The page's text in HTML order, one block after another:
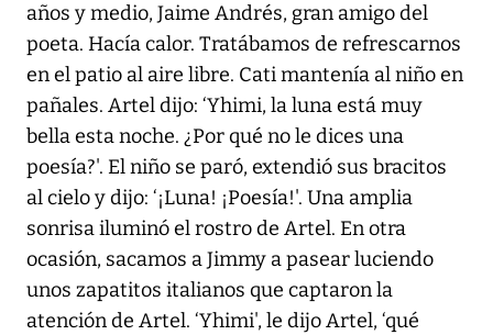
años y medio, Jaime Andrés, gran amigo del
poeta. Hacía calor. Tratábamos de refrescarnos
en el patio al aire libre. Cati mantenía al niño en
pañales. Artel dijo: ‘Yhimi, la luna está muy
bella esta noche. ¿Por qué no le dices una
poesía?'. El niño se paró, extendió sus bracitos
al cielo y dijo: ‘¡Luna! ¡Poesía!'. Una amplia
sonrisa iluminó el rostro de Artel. En otra
ocasión, sacamos a Jimmy a pasear luciendo
unos zapatitos italianos que captaron la
atención de Artel. ‘Yhimi', le dijo Artel, ‘qué